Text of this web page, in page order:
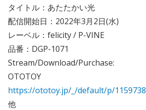
タイトル：あたたかい光
配信開始日：2022年3月2日(水)
レーベル：felicity / P-VINE
品番：DGP-1071
Stream/Download/Purchase:
OTOTOY
https://ototoy.jp/_/default/p/1159738
他